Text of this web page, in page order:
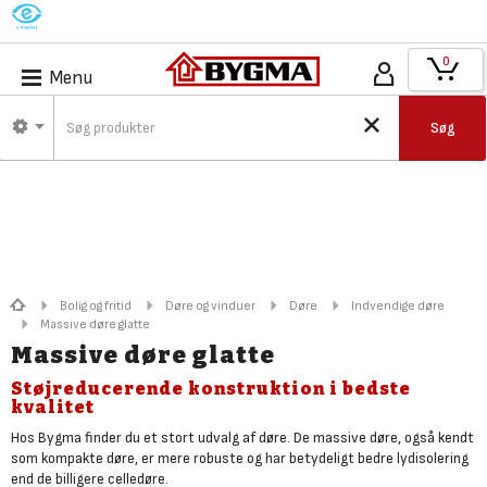
M
Menu
Søg
0
Bolig og fritid Døre og vinduer Døre
Indvendige døre
Massive døre glatte
Massive døre glatte
Støjreducerende konstruktion i bedste
kvalitet
Hos Bygma finder du et stort udvalg af døre. De massive døre, også kendt
som kompakte døre, er mere robuste og har betydeligt bedre lydisolering
end de billigere celledøre.